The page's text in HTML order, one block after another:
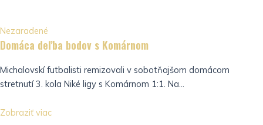
Nezaradené
Domáca deľba bodov s Komárnom
Michalovskí futbalisti remizovali v sobotňajšom domácom
stretnutí 3. kola Niké ligy s Komárnom 1:1. Na...
Zobraziť viac